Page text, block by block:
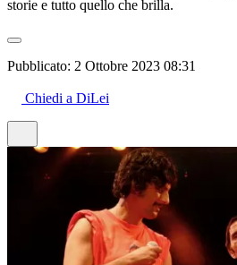
storie e tutto quello che brilla.
Pubblicato: 2 Ottobre 2023 08:31
Chiedi a DiLei